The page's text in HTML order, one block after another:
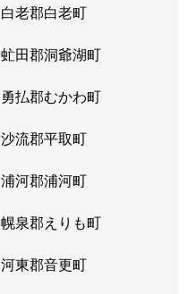
白老郡白老町
虻田郡洞爺湖町
勇払郡むかわ町
沙流郡平取町
浦河郡浦河町
幌泉郡えりも町
河東郡音更町